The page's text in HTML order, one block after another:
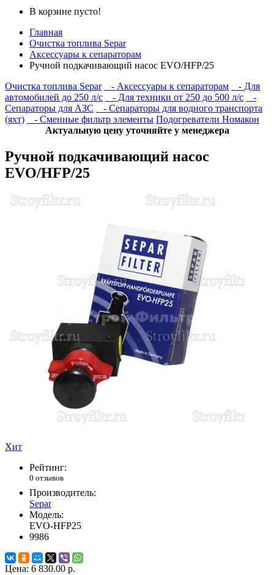
В корзине пусто!
Главная
Очистка топлива Separ
Аксессуары к сепараторам
Ручной подкачивающий насос EVO/HFP/25
Очистка топлива Separ
- Аксессуары к сепараторам
- Для
автомобилей до 250 л/с
- Для техники от 250 до 500 л/с
-
Сепараторы для АЗС
- Сепараторы для водного транспорта
(яхт)
- Сменные фильтр элементы Подогреватели Номакон
Актуальную цену уточняйте у менеджера
Ручной подкачивающий насос
EVO/HFP/25
Хит
Рейтинг:
0 отзывов
Производитель:
Separ
Модель:
EVO-HFP25
9986
Цена: 6 830.00 р.